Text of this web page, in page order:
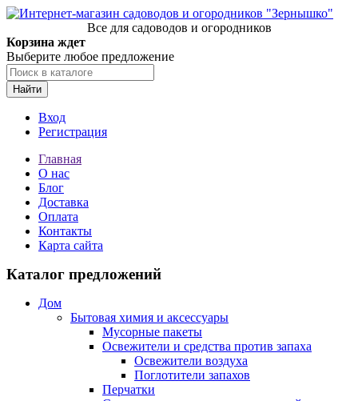
Все для садоводов и огородников
Корзина ждет
Выберите любое предложение
Найти
Вход
Регистрация
Главная
О нас
Блог
Доставка
Оплата
Контакты
Карта сайта
Каталог предложений
Дом
Бытовая химия и аксессуары
Мусорные пакеты
Освежители и средства против запаха
Освежители воздуха
Поглотители запахов
Перчатки